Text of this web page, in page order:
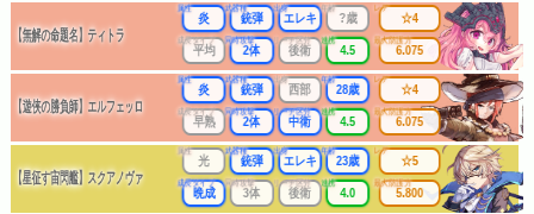
【無解の命題名】ティトラ
属性
炎
武器種
銃弾
出身
エレキ
年齢
?歳
成長タイプ
平均
同時攻撃
2体
リーチ区分
後衛
連携
4.5
レア
☆4
最大防護力
6.075
【遊侠の勝負師】エルフェッロ
属性
炎
武器種
銃弾
出身
西部
年齢
28歳
成長タイプ
早熟
同時攻撃
2体
リーチ区分
中衛
連携
4.5
レア
☆4
最大防護力
6.075
【星征す宙閃艦】スクアノヴァ
属性
光
武器種
銃弾
出身
エレキ
年齢
23歳
成長タイプ
晩成
同時攻撃
3体
リーチ区分
後衛
連携
4.0
レア
☆5
最大防護力
5.800